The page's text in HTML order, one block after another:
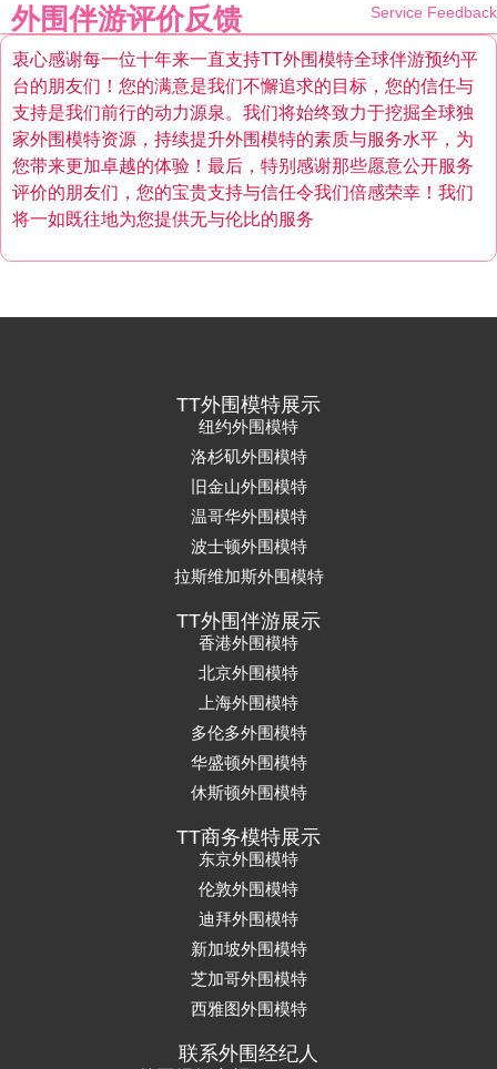
外围伴游评价反馈 Service Feedback
衷心感谢每一位十年来一直支持TT外围模特全球伴游预约平
台的朋友们！您的满意是我们不懈追求的目标，您的信任与
支持是我们前行的动力源泉。我们将始终致力于挖掘全球独
家外围模特资源，持续提升外围模特的素质与服务水平，为
您带来更加卓越的体验！最后，特别感谢那些愿意公开服务
评价的朋友们，您的宝贵支持与信任令我们倍感荣幸！我们
将一如既往地为您提供无与伦比的服务
TT外围模特展示
纽约外围模特
洛杉矶外围模特
旧金山外围模特
温哥华外围模特
波士顿外围模特
拉斯维加斯外围模特
TT外围伴游展示
香港外围模特
北京外围模特
上海外围模特
多伦多外围模特
华盛顿外围模特
休斯顿外围模特
TT商务模特展示
东京外围模特
伦敦外围模特
迪拜外围模特
新加坡外围模特
芝加哥外围模特
西雅图外围模特
联系外围经纪人